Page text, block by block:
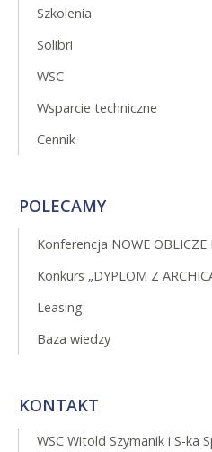
Szkolenia
Solibri
WSC
Wsparcie techniczne
Cennik
POLECAMY
Konferencja NOWE OBLICZE
Konkurs „DYPLOM Z
Leasing
Baza wiedzy
KONTAKT
WSC Witold Szymanik i S-ka